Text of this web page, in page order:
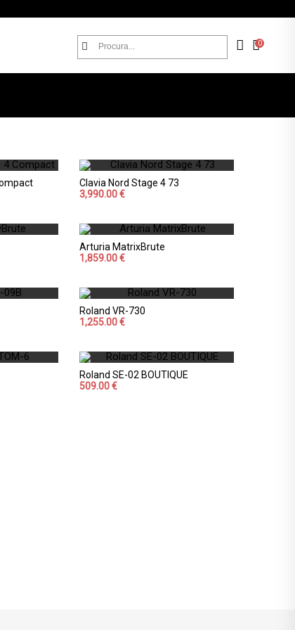
0
Clavia Nord Stage 4 73
3,990.00 €
Arturia MatrixBrute
1,859.00 €
Roland VR-730
1,255.00 €
Roland SE-02 BOUTIQUE
509.00 €